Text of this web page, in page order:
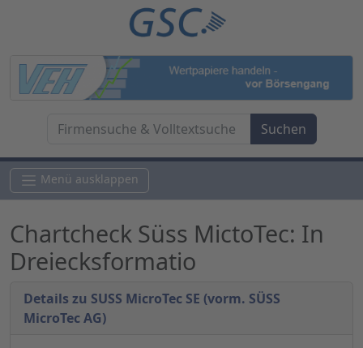
Menü ausklappen
Chartcheck Süss MictoTec: In
Dreiecksformatio
Details zu SUSS MicroTec SE (vorm. SÜSS
MicroTec AG)